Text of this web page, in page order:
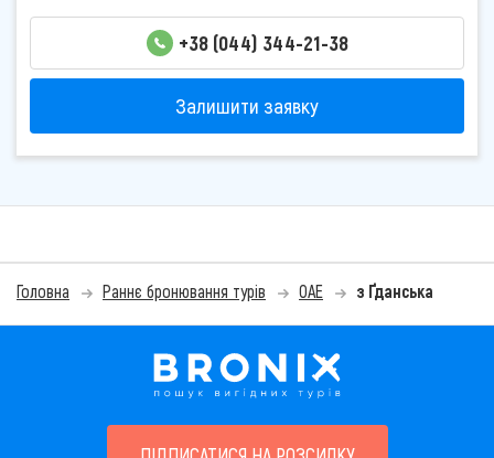
+38 (044) 344-21-38
Залишити заявку
Головна Раннє бронювання турів ОАЕ з Ґданська